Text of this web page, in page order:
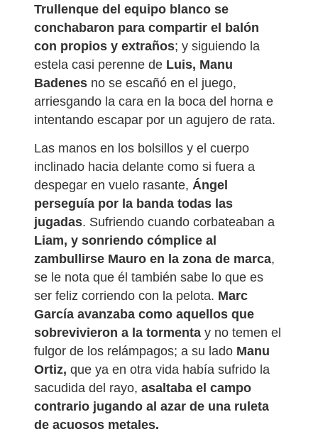
Trullenque del equipo blanco se
conchabaron para compartir el balón
con propios y extraños; y siguiendo la
estela casi perenne de Luis, Manu
Badenes no se escañó en el juego,
arriesgando la cara en la boca del horna e
intentando escapar por un agujero de rata.
Las manos en los bolsillos y el cuerpo
inclinado hacia delante como si fuera a
despegar en vuelo rasante, Ángel
perseguía por la banda todas las
jugadas. Sufriendo cuando corbateaban a
Liam, y sonriendo cómplice al
zambullirse Mauro en la zona de marca,
se le nota que él también sabe lo que es
ser feliz corriendo con la pelota. Marc
García avanzaba como aquellos que
sobrevivieron a la tormenta y no temen el
fulgor de los relámpagos; a su lado Manu
Ortiz, que ya en otra vida había sufrido la
sacudida del rayo, asaltaba el campo
contrario jugando al azar de una ruleta
de acuosos metales.